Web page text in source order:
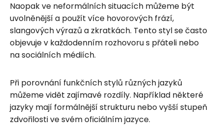
Naopak ve neformálních situacích můžeme být
uvolněnější a použít více hovorových frází,
slangových výrazů a zkratkách. Tento styl se často
objevuje v každodenním rozhovoru s přáteli nebo
na sociálních médiích.
Při porovnání funkčních stylů různých jazyků
můžeme vidět zajímavé rozdíly. Například některé
jazyky mají formálnější strukturu nebo vyšší stupeň
zdvořilosti ve svém oficiálním jazyce.